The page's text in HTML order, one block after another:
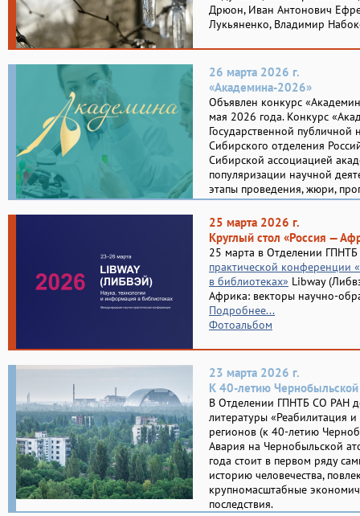
Дрюон, Иван Антонович
Лукьяненко, Владимир
26 марта 2026 г.
«Академина-2026»
Объявлен конкурс
мая 2026 года. Конкурс
Государственной публичной
Сибирского отделения
Сибирской ассоциацией
популяризации научной
этапы проведения, жюри,
25 марта 2026 г.
Круглый стол «Россия —
25 марта в Отделении
практической конференции
в библиотеках» Libway
Африка: векторы научно-
Подробнее...
Фотоальбом
23 марта 2026 г.
К 40-летию Чернобыльской
В Отделении ГПНТБ СО РАН
литературы «Реабилитация
регионов (к 40-летию
Авария на Чернобыльской
года стоит в первом ряду
историю человечества,
крупномасштабные
последствия.